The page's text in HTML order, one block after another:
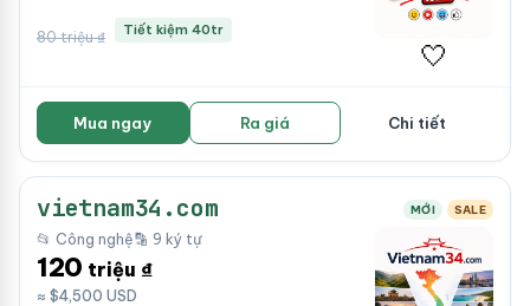
80 triệu ₫ Tiết kiệm 40tr
🤍
Mua ngay Ra giá Chi tiết
vietnam34.com MỚI SALE
📂 Công nghệ🔡 9 ký tự
120 triệu ₫
≈ $4,500 USD